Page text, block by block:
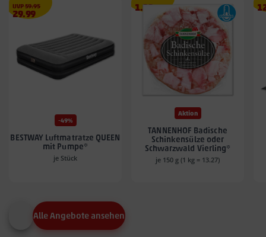
UVP59.95€
Angebotspreis
29.99
29.99
-49%
BESTWAY Luftmatratze QUEEN
mit Pumpe*
je Stück
Angebotspreis
1.99
Aktion
TANNENHOF Badische
Schinkensülze oder
Schwarzwald Vierling*
je 150 g (1 kg = 13.27)
Alle Angebote ansehen